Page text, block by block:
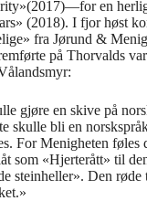
en
(2018). I fjor høst
fra Jørund &
på Thorvalds
gjøre en skive på
skulle bli en
. ForMenigheten føles
som «Hjerterått» til
steinheller». Den røde
»